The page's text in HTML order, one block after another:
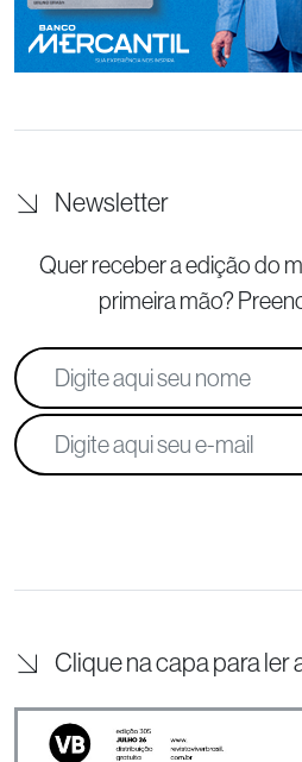
Newsletter
Quer receber a edição do
primeira mão?
Clique na capa para ler